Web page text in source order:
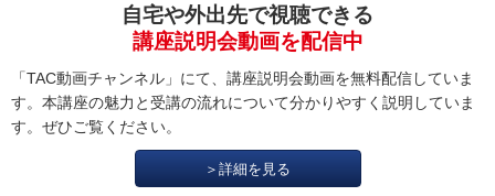
自宅や外出先で視聴できる
講座説明会動画を配信中
「TAC動画チャンネル」にて、講座説明会動画を無料配信していま
す。本講座の魅力と受講の流れについて分かりやすく説明していま
す。ぜひご覧ください。
＞詳細を見る